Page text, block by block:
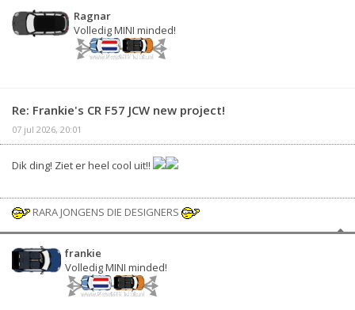
Ragnar
Volledig MINI minded!
Re: Frankie's CR F57 JCW new project!
07 jul 2026, 20:01
Dik ding! Ziet er heel cool uit!!
RARA JONGENS DIE DESIGNERS
frankie
Volledig MINI minded!